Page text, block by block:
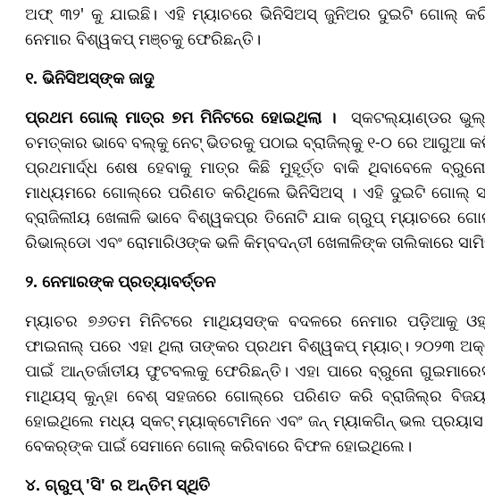
ଅଫ୍ ୩୨' କୁ ଯାଇଛି। ଏହି ମ୍ୟାଚରେ ଭିନିସିଅସ୍ ଜୁନିଅର ଦୁଇଟି ଗୋଲ୍
ନେମାର ବିଶ୍ୱକପ୍ ମଞ୍ଚକୁ ଫେରିଛନ୍ତି।
୧. ଭିନିସିଅସ୍‌ଙ୍କ ଜାଦୁ
ପ୍ରଥମ ଗୋଲ୍ମାତ୍ର୭ମ ମିନିଟରେ ହୋଇଥିଲା ।
ସ୍କଟଲ୍ୟାଣ୍ଡର
ଚମତ୍କାର ଭାବେ ବଲ୍‌କୁ ନେଟ୍ ଭିତରକୁ ପଠାଇ ବ୍ରାଜିଲ୍‌କୁ ୧-୦ ରେ ଆଗୁଆ
ପ୍ରଥମାର୍ଦ୍ଧ ଶେଷ ହେବାକୁ ମାତ୍ର କିଛି ମୁହୂର୍ତ୍ତ ବାକି ଥିବାବେଳେ
ମାଧ୍ୟମରେ ଗୋଲ୍‌ରେ ପରିଣତ କରିଥିଲେ ଭିନିସିଅସ୍ । ଏହି ଦୁଇଟି ଗୋଲ୍
ବ୍ରାଜିଲୀୟ ଖେଳାଳି ଭାବେ ବିଶ୍ୱକପ୍‌ର ତିନୋଟି ଯାକ ଗ୍ରୁପ୍ ମ୍ୟାଚରେ
ରିଭାଲ୍ଡୋ ଏବଂ ରୋମାରିଓଙ୍କ ଭଳି କିମ୍ବଦନ୍ତୀ ଖେଳାଳିଙ୍କ ତାଲିକାରେ
୨. ନେମାରଙ୍କ ପ୍ରତ୍ୟାବର୍ତ୍ତନ
ମ୍ୟାଚର ୭୬ତମ ମିନିଟରେ ମାଥିୟସଙ୍କ ବଦଳରେ ନେମାର ପଡ଼ିଆକୁ
ଫାଇନାଲ୍ ପରେ ଏହା ଥିଲା ତାଙ୍କର ପ୍ରଥମ ବିଶ୍ୱକପ୍ ମ୍ୟାଚ୍। ୨୦୨୩
ପାଇଁ ଆନ୍ତର୍ଜାତୀୟ ଫୁଟବଲକୁ ଫେରିଛନ୍ତି। ଏହା ପାରେ ବ୍ରୁନୋ
ମାଥିୟସ୍ କୁନ୍ହା ବେଶ୍ ସହଜରେ ଗୋଲ୍‌ରେ ପରିଣତ କରି ବ୍ରାଜିଲ୍‌ର
ହୋଇଥିଲେ ମଧ୍ୟ ସ୍କଟ୍ ମ୍ୟାକ୍‌ଟୋମିନେ ଏବଂ ଜନ୍ ମ୍ୟାକଗିନ୍ ଭଲ
ବେକର୍‌ଙ୍କ ପାଇଁ ସେମାନେ ଗୋଲ୍ କରିବାରେ ବିଫଳ ହୋଇଥିଲେ।
୪. ଗ୍ରୁପ୍ 'ସି' ର ଅନ୍ତିମ ସ୍ଥିତି